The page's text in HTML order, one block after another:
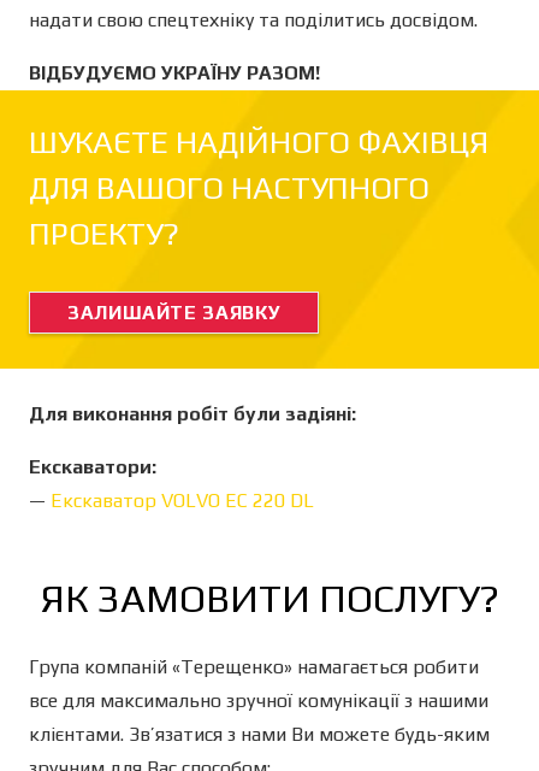
надати свою спецтехніку та поділитись досвідом.
ВІДБУДУЄМО УКРАЇНУ РАЗОМ!
ШУКАЄТЕ НАДІЙНОГО ФАХІВЦЯ
ДЛЯ ВАШОГО НАСТУПНОГО
ПРОЕКТУ?
ЗАЛИШАЙТЕ ЗАЯВКУ
Для виконання робіт були задіяні:
Екскаватори:
— Екскаватор VOLVO EC 220 DL
ЯК ЗАМОВИТИ ПОСЛУГУ?
Група компаній «Терещенко» намагається робити
все для максимально зручної комунікації з нашими
клієнтами. Зв’язатися з нами Ви можете будь-яким